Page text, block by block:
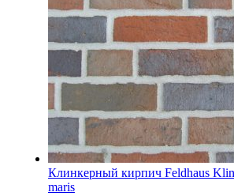
Клинкерный кирпич Feldhaus
maris